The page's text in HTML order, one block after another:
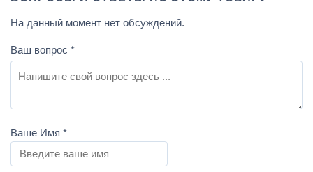
На данный момент нет обсуждений.
Ваш вопрос *
Ваше Имя *